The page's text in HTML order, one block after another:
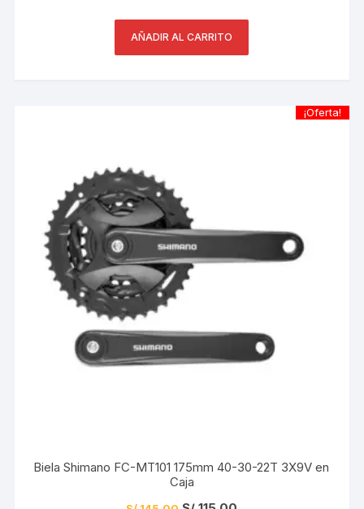
AÑADIR AL CARRITO
¡Oferta!
Biela Shimano FC-MT101 175mm 40-30-22T 3X9V en
Caja